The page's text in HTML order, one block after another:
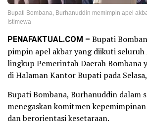
Bupati Bombana, Burhanuddin memimpin apel
Istimewa
PENAFAKTUAL.COM – Bupati
pimpin apel akbar yang diikuti seluruh
lingkup Pemerintah Daerah Bombana
di Halaman Kantor Bupati pada
Bupati Bombana, Burhanuddin dalam
menegaskan komitmen
dan berorientasi kesetaraan.